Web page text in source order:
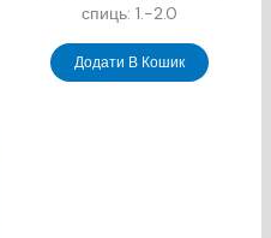
спиць: 1.-2.0
Додати В Кошик